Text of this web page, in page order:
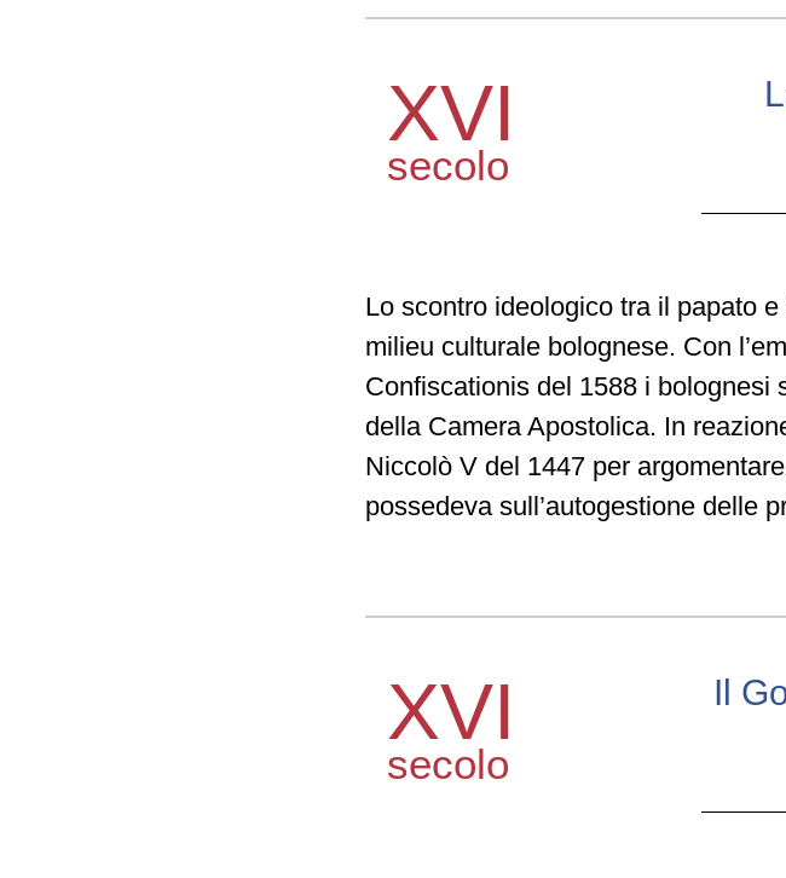
XVI
secolo
Lo scontro ideologico tra il papato
milieu culturale bolognese. Con
Confiscationis del 1588 i bolognesi
della Camera Apostolica. In
Niccolò V del 1447 per
possedeva sull’autogestione delle
XVI
secolo
Il